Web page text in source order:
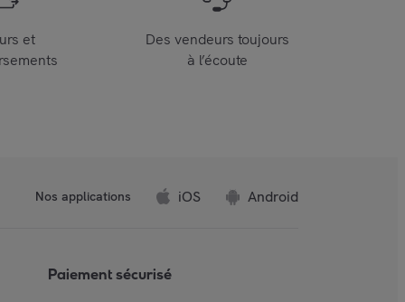
et
Des vendeurs toujours
à l’écoute
Nos applications iOS Android
Paiement sécurisé